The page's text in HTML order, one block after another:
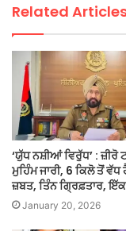
Related
‘ਯੁੱਧ ਨਸ਼ੀਆਂ ਵਿਰੁੱਧ’ : ਜ਼ੀਰੋ
ਮੁਹਿੰਮ ਜਾਰੀ, 6 ਕਿਲੋ ਤੋਂ
ਜ਼ਬਤ, ਤਿੰਨ ਗ੍ਰਿਫ਼ਤਾਰ,
January 20, 2026